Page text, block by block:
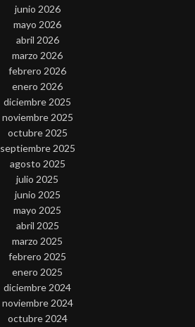
junio 2026
mayo 2026
abril 2026
marzo 2026
febrero 2026
enero 2026
diciembre 2025
noviembre 2025
octubre 2025
septiembre 2025
agosto 2025
julio 2025
junio 2025
mayo 2025
abril 2025
marzo 2025
febrero 2025
enero 2025
diciembre 2024
noviembre 2024
octubre 2024